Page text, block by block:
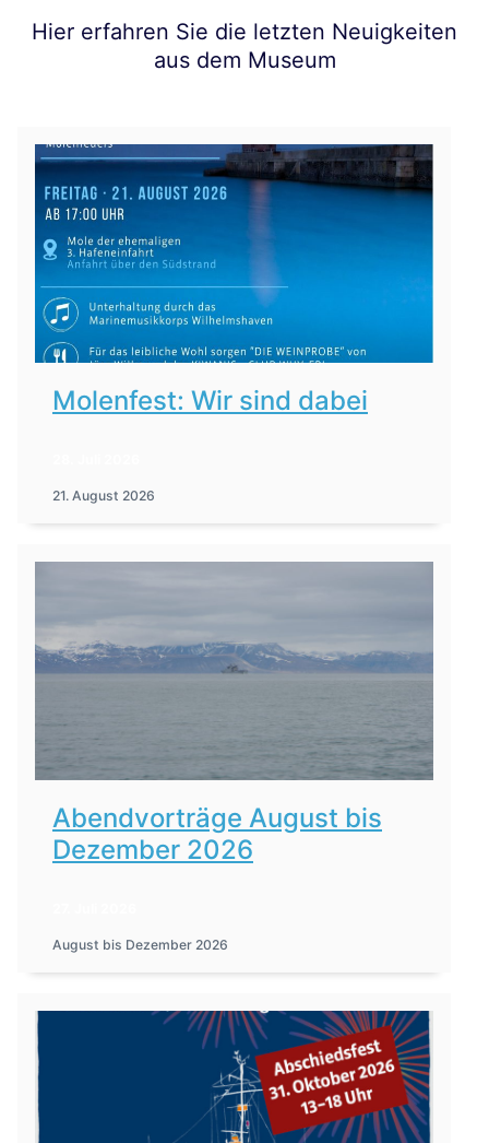
Hier erfahren Sie die letzten Neuigkeiten
aus dem Museum
Molenfest: Wir sind dabei
21. August 2026
Abendvorträge August bis
Dezember 2026
August bis Dezember 2026